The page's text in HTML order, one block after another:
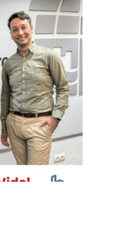
Habítium
y mobiliario
tradicional,
sostenible.
la entrevista